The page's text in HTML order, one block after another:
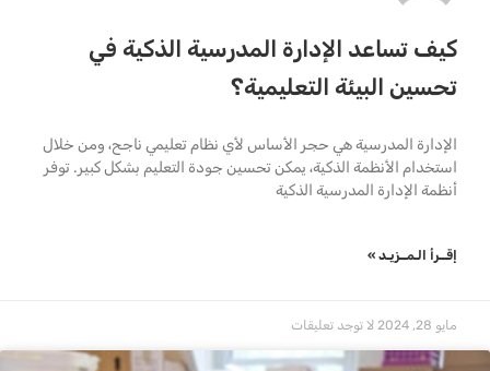
كيف تساعد الإدارة المدرسية الذكية في
تحسين البيئة التعليمية؟
الإدارة المدرسية هي حجر الأساس لأي نظام تعليمي ناجح، ومن خلال
استخدام الأنظمة الذكية، يمكن تحسين جودة التعليم بشكل كبير. توفر
أنظمة الإدارة المدرسية الذكية
إقــرأ الـمــزيـد »
مايو 28, 2024 لا توجد تعليقات